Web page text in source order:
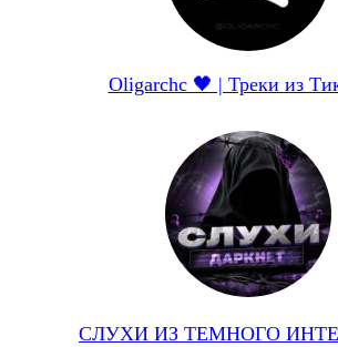
Oligarchc 🖤 | Треки из
СЛУХИ ИЗ ТЕМНОГО